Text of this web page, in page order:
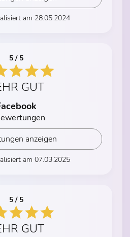
am 28.05.2024
5 / 5
GUT
anzeigen
am 07.03.2025
5 / 5
GUT